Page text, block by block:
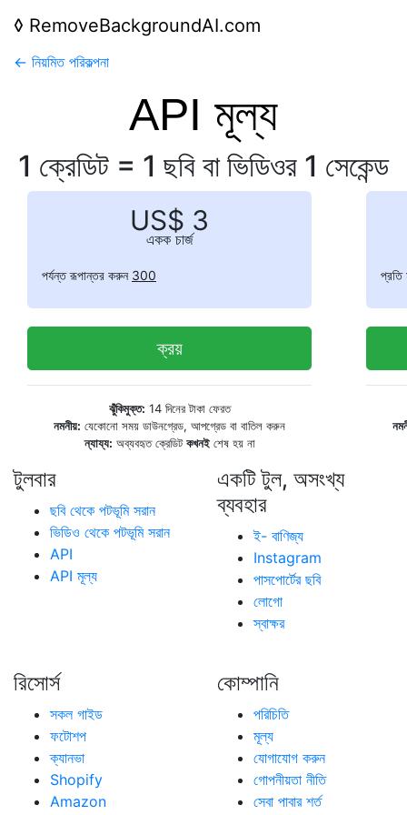
◊ RemoveBackgroundAI.com
← নিয়মিত পরিকল্পনা
API মূল্য
1 ক্রেডিট = 1 ছবি বা ভিডিওর 1 সেকেন্ড
US$ 3
একক চার্জ
পর্যন্ত রূপান্তর করুন 300
ক্রয়
ঝুঁকিমুক্ত: 14 দিনের টাকা ফেরত
নমনীয়: যেকোনো সময় ডাউনগ্রেড, আপগ্রেড বা বাতিল করুন
ন্যায্য: অব্যবহৃত ক্রেডিট কখনইশেষ হয় না
প্রতি
টুলবার
ছবি থেকে পটভূমি সরান
ভিডিও থেকে পটভূমি সরান
API
API মূল্য
একটি টুল, অসংখ্য
ব্যবহার
ই- বাণিজ্য
Instagram
পাসপোর্টের ছবি
লোগো
স্বাক্ষর
রিসোর্স
সকল গাইড
ফটোশপ
ক্যানভা
Shopify
Amazon
কোম্পানি
পরিচিতি
মূল্য
যোগাযোগ করুন
গোপনীয়তা নীতি
সেবা পাবার শর্ত